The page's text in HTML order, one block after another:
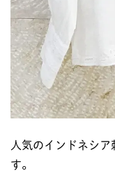
人気のインドネシ
す。